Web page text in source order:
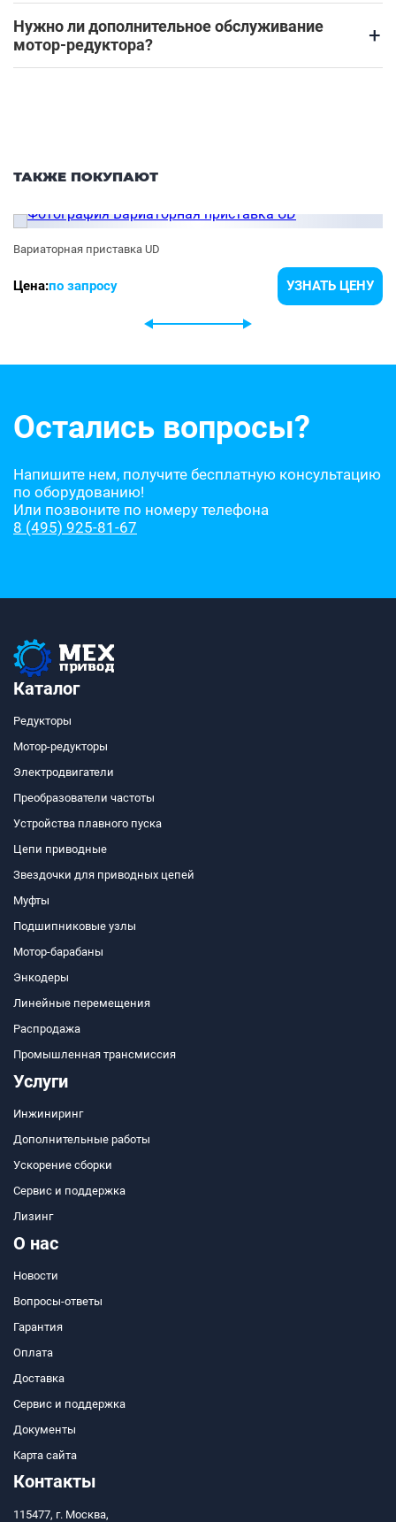
Нужно ли дополнительное обслуживание
мотор-редуктора?
+
ТАКЖЕ ПОКУПАЮТ
Вариаторная приставка UD
Цена:по запросу УЗНАТЬ ЦЕНУ
Остались вопросы?
Напишите нем, получите бесплатную консультацию
по оборудованию!
Или позвоните по номеру телефона
8 (495) 925-81-67
Каталог
Редукторы
Мотор-редукторы
Электродвигатели
Преобразователи частоты
Устройства плавного пуска
Цепи приводные
Звездочки для приводных цепей
Муфты
Подшипниковые узлы
Мотор-барабаны
Энкодеры
Линейные перемещения
Распродажа
Промышленная трансмиссия
Услуги
Инжиниринг
Дополнительные работы
Ускорение сборки
Сервис и поддержка
Лизинг
О нас
Новости
Вопросы-ответы
Гарантия
Оплата
Доставка
Сервис и поддержка
Документы
Карта сайта
Контакты
115477, г. Москва,